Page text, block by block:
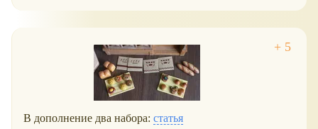
В дополнение два набора: статья